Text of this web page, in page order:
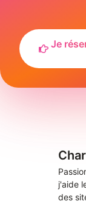
Je
j'aide
des